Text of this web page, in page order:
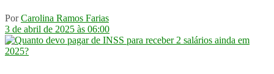
Por Carolina Ramos Farias
3 de abril de 2025 às 06:00